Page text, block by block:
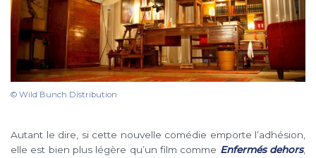
© Wild Bunch Distribution
Autant le dire, si cette nouvelle comédie emporte l’adhésion,
elle est bien plus légère qu’un film comme Enfermés dehors,